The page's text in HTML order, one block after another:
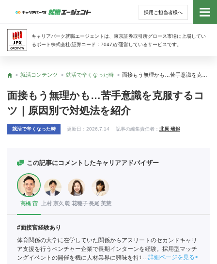
採用ご担当者様へ
キャリアパーク就職エージェントは、東京証券取引所グロース市場に上場してい
るポート株式会社(証券コード：7047)が運営しているサービスです。
トッ
トップ
就活コンテンツ 就活で辛くなった時
面接もう無理かも…苦手意識を克服するコ
ツ｜原因別で対処法を紹介
就活で辛くなった時 更新日： 2026.7.14 記事の編集責任者： 北原 瑞起
この記事にコメントしたキャリアアドバイザー
高橋 宙 上村 京久 乾 花穂子長尾 美慧
#面接官経験あり
体育関係の大学に在学していた関係からアスリートのセカンドキャリ
ア支援を行うベンチャー企業で長期インターンを経験。採用型マッチ
ングイベントの開催を機に人材業界に興味を持ち始め、ポートに新卒
詳細ページを見る